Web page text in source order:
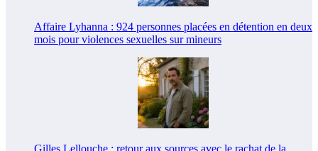
Affaire Lyhanna : 924 personnes placées en détention en deux
mois pour violences sexuelles sur mineurs
Gilles Lellouche : retour aux sources avec le rachat de la